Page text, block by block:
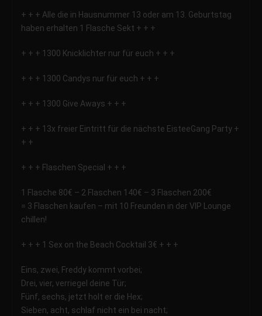
+ + + Alle die in Hausnummer 13 oder am 13. Geburtstag
haben erhalten 1 Flasche Sekt + + +
+ + + 1300 Knicklichter nur für euch + + +
+ + + 1300 Candys nur für euch + + +
+ + + 1300 Give Aways + + +
+ + + 13x freier Eintritt für die nächste EisteeGang Party +
+ +
+ + + Flaschen Special + + +
1 Flasche 80€ – 2 Flaschen 140€ – 3 Flaschen 200€
= 3 Flaschen kaufen – mit 10 Freunden in der VIP Lounge
chillen!
+ + + 1 Sex on the Beach Cocktail 3€ + + +
Eins, zwei, Freddy kommt vorbei;
Drei, vier, verriegel deine Tür;
Fünf, sechs, jetzt holt er die Hex;
Sieben, acht, schlaf nicht ein bei nacht;